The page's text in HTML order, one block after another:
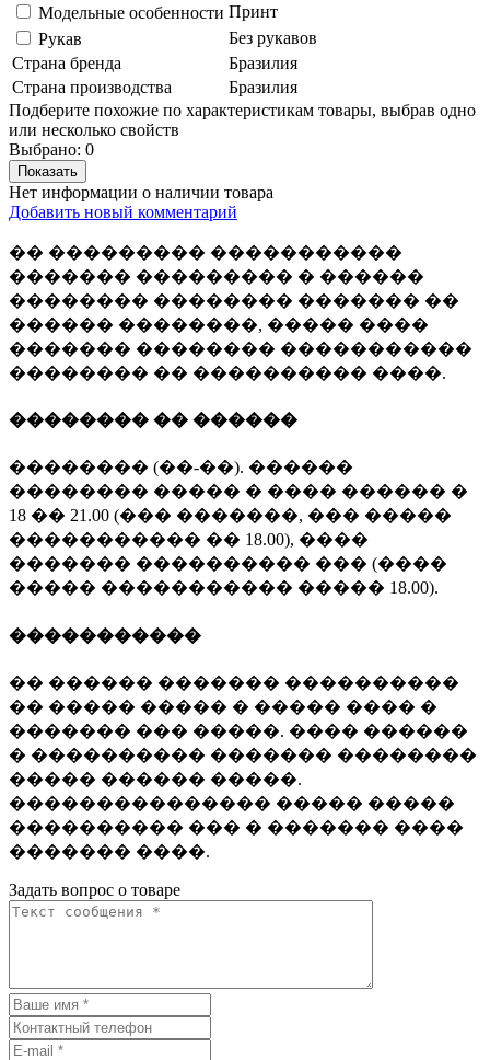
Модельные особенности Принт
Рукав
Без рукавов
Страна бренда
Бразилия
Страна производства
Бразилия
Подберите похожие по характеристикам товары, выбрав одно
или несколько свойств
Выбрано: 0
Показать
Нет информации о наличии товара
Добавить новый комментарий
�� ��������� �����������
������� ��������� � ������
�������� �������� ������� ��
������ ��������, ����� ����
������� �������� �����������
�������� �� ���������� ����.
�������� �� ������
�������� (��-��). ������
�������� ����� � ���� ������ �
18 �� 21.00 (��� �������, ��� �����
����������� �� 18.00), ����
������� ���������� ��� (����
����� ����������� ����� 18.00).
�����������
�� ������ ������� ����������
�� ����� ����� � ����� ���� �
������� ��� �����. ���� ������
� ���������� ������� ��������
����� ������ �����.
��������������� ����� �����
���������� ��� � ������� ����
������� ����.
Задать вопрос о товаре